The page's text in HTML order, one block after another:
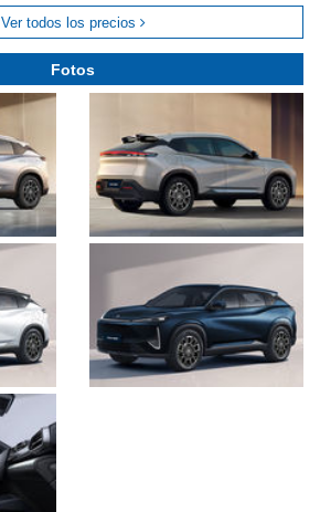
Ver todos los precios
Fotos